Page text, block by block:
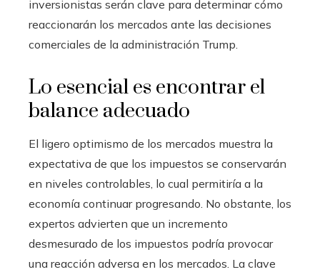
inversionistas serán clave para determinar cómo
reaccionarán los mercados ante las decisiones
comerciales de la administración Trump.
Lo esencial es encontrar el
balance adecuado
El ligero optimismo de los mercados muestra la
expectativa de que los impuestos se conservarán
en niveles controlables, lo cual permitiría a la
economía continuar progresando. No obstante, los
expertos advierten que un incremento
desmesurado de los impuestos podría provocar
una reacción adversa en los mercados. La clave